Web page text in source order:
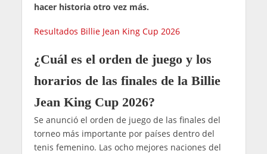
hacer historia otro vez más.
Resultados Billie Jean King Cup 2026
¿Cuál es el orden de juego y los
horarios de las finales de la Billie
Jean King Cup 2026?
Se anunció el orden de juego de las finales del
torneo más importante por países dentro del
tenis femenino. Las ocho mejores naciones del